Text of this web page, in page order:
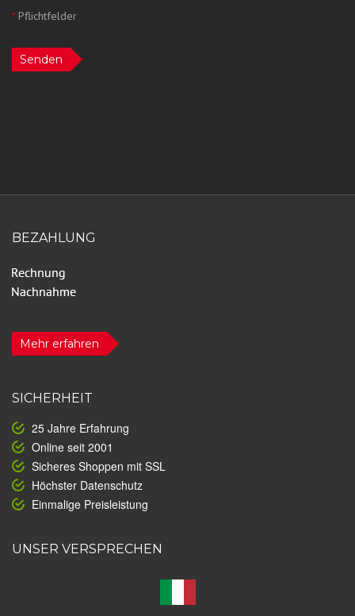
*Pflichtfelder
Senden
BEZAHLUNG
Mehr erfahren
SICHERHEIT
25 Jahre Erfahrung
Online seit 2001
Sicheres Shoppen mit SSL
Höchster Datenschutz
Einmalige Preisleistung
UNSER VERSPRECHEN